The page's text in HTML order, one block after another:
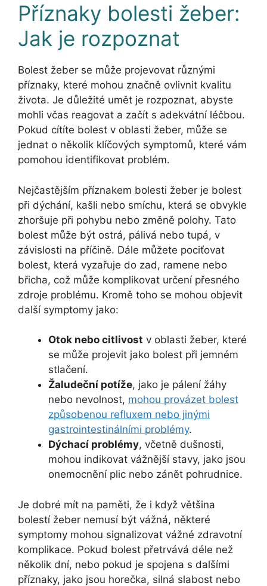
Příznaky bolesti žeber:
Jak je rozpoznat
Bolest žeber se může projevovat různými
příznaky, které mohou značně ovlivnit kvalitu
života. Je důležité umět je rozpoznat, abyste
mohli včas reagovat a začít s adekvátní léčbou.
Pokud cítíte bolest v oblasti žeber, může se
jednat o několik klíčových symptomů, které vám
pomohou identifikovat problém.
Nejčastějším příznakem bolesti žeber je bolest
při dýchání, kašli nebo smíchu, která se obvykle
zhoršuje při pohybu nebo změně polohy. Tato
bolest může být ostrá, pálivá nebo tupá, v
závislosti na příčině. Dále můžete pociťovat
bolest, která vyzařuje do zad, ramene nebo
břicha, což může komplikovat určení přesného
zdroje problému. Kromě toho se mohou objevit
další symptomy jako:
Otok nebo citlivost v oblasti žeber, které
se může projevit jako bolest při jemném
stlačení.
Žaludeční potíže, jako je pálení žáhy
nebo nevolnost, mohou provázet bolest
způsobenou refluxem nebo jinými
gastrointestinálními problémy.
Dýchací problémy, včetně dušnosti,
mohou indikovat vážnější stavy, jako jsou
onemocnění plic nebo zánět pohrudnice.
Je dobré mít na paměti, že i když většina
bolestí žeber nemusí být vážná, některé
symptomy mohou signalizovat vážné zdravotní
komplikace. Pokud bolest přetrvává déle než
několik dní, nebo pokud je spojena s dalšími
příznaky, jako jsou horečka, silná slabost nebo